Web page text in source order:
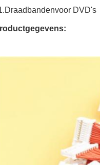
Draadbandenvoor DVD's